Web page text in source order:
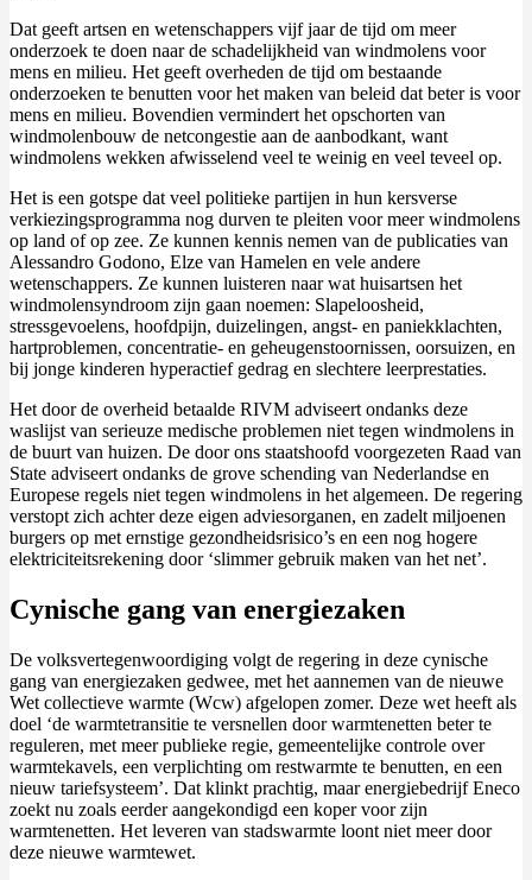
Dat geeft artsen en wetenschappers vijf jaar de tijd om meer
onderzoek te doen naar de schadelijkheid van windmolens voor
mens en milieu. Het geeft overheden de tijd om bestaande
onderzoeken te benutten voor het maken van beleid dat beter is voor
mens en milieu. Bovendien vermindert het opschorten van
windmolenbouw de netcongestie aan de aanbodkant, want
windmolens wekken afwisselend veel te weinig en veel teveel op.
Het is een gotspe dat veel politieke partijen in hun kersverse
verkiezingsprogramma nog durven te pleiten voor meer windmolens
op land of op zee. Ze kunnen kennis nemen van de publicaties van
Alessandro Godono, Elze van Hamelen en vele andere
wetenschappers. Ze kunnen luisteren naar wat huisartsen het
windmolensyndroom zijn gaan noemen: Slapeloosheid,
stressgevoelens, hoofdpijn, duizelingen, angst- en paniekklachten,
hartproblemen, concentratie- en geheugenstoornissen, oorsuizen, en
bij jonge kinderen hyperactief gedrag en slechtere leerprestaties.
Het door de overheid betaalde RIVM adviseert ondanks deze
waslijst van serieuze medische problemen niet tegen windmolens in
de buurt van huizen. De door ons staatshoofd voorgezeten Raad van
State adviseert ondanks de grove schending van Nederlandse en
Europese regels niet tegen windmolens in het algemeen. De regering
verstopt zich achter deze eigen adviesorganen, en zadelt miljoenen
burgers op met ernstige gezondheidsrisico’s en een nog hogere
elektriciteitsrekening door ‘slimmer gebruik maken van het net’.
Cynische gang van energiezaken
De volksvertegenwoordiging volgt de regering in deze cynische
gang van energiezaken gedwee, met het aannemen van de nieuwe
Wet collectieve warmte (Wcw) afgelopen zomer. Deze wet heeft als
doel ‘de warmtetransitie te versnellen door warmtenetten beter te
reguleren, met meer publieke regie, gemeentelijke controle over
warmtekavels, een verplichting om restwarmte te benutten, en een
nieuw tariefsysteem’. Dat klinkt prachtig, maar energiebedrijf Eneco
zoekt nu zoals eerder aangekondigd een koper voor zijn
warmtenetten. Het leveren van stadswarmte loont niet meer door
deze nieuwe warmtewet.